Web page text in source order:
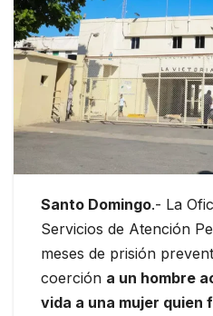
Santo Domingo.- La
Servicios de Atención
meses de prisión
coerción a un hombre
vida a una mujer quien